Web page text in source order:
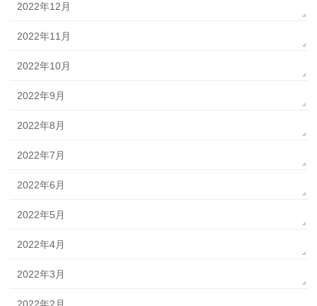
2022年12月
2022年11月
2022年10月
2022年9月
2022年8月
2022年7月
2022年6月
2022年5月
2022年4月
2022年3月